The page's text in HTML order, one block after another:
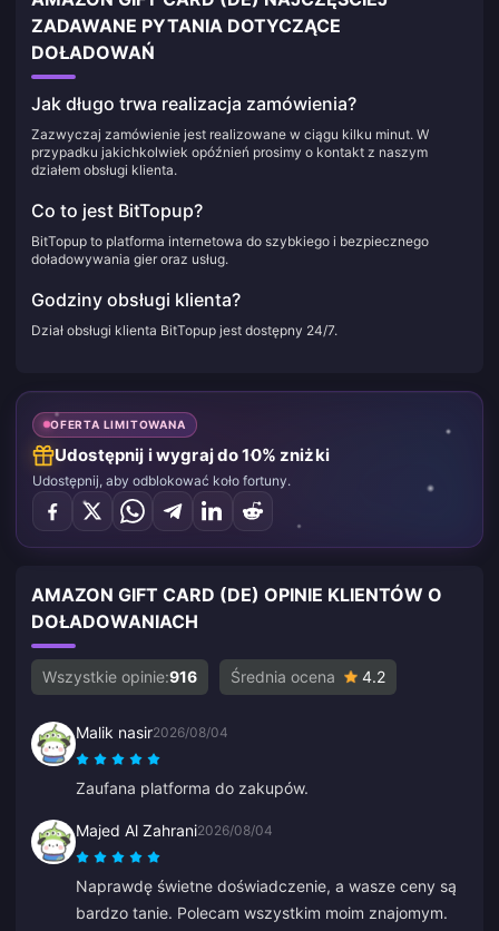
ZADAWANE PYTANIA DOTYCZĄCE
DOŁADOWAŃ
Jak długo trwa realizacja zamówienia?
Zazwyczaj zamówienie jest realizowane w ciągu kilku minut. W
przypadku jakichkolwiek opóźnień prosimy o kontakt z naszym
działem obsługi klienta.
Co to jest BitTopup?
BitTopup to platforma internetowa do szybkiego i bezpiecznego
doładowywania gier oraz usług.
Godziny obsługi klienta?
Dział obsługi klienta BitTopup jest dostępny 24/7.
OFERTA LIMITOWANA
Udostępnij i wygraj do 10% zniżki
Udostępnij, aby odblokować koło fortuny.
AMAZON GIFT CARD (DE) OPINIE KLIENTÓW O
DOŁADOWANIACH
Wszystkie opinie:916 Średnia ocena 4.2
Malik nasir2026/08/04
Zaufana platforma do zakupów.
Majed Al Zahrani2026/08/04
Naprawdę świetne doświadczenie, a wasze ceny są
bardzo tanie. Polecam wszystkim moim znajomym.